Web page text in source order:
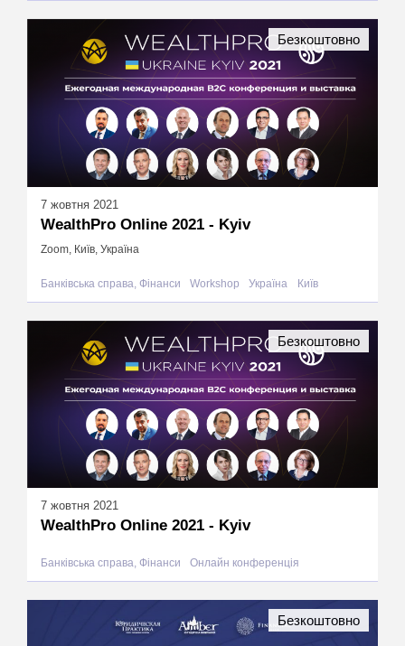
7 жовтня 2021
WealthPro Online 2021 - Kyiv
Zoom, Київ, Україна
Банківська справа, Фінанси Workshop Україна Київ
Безкоштовно
7 жовтня 2021
WealthPro Online 2021 - Kyiv
Банківська справа, Фінанси Онлайн конференція
Безкоштовно
Безкоштовно